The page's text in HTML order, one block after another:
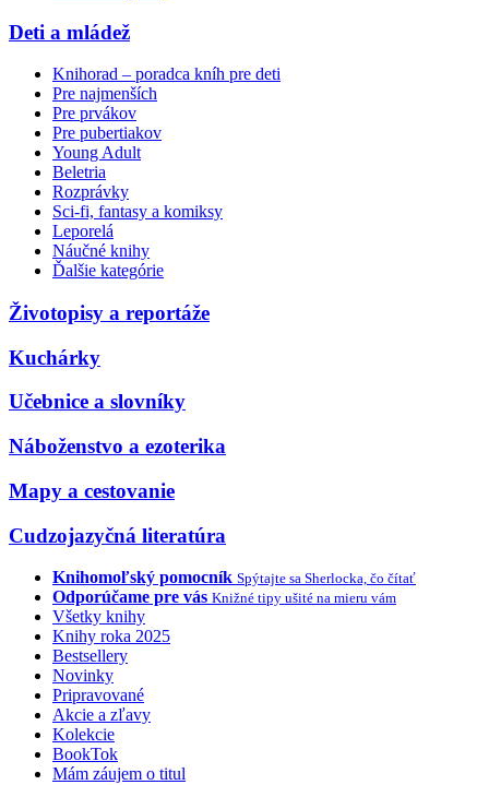
Deti a mládež
Knihorad – poradca kníh pre deti
Pre najmenších
Pre prvákov
Pre pubertiakov
Young Adult
Beletria
Rozprávky
Sci-fi, fantasy a komiksy
Leporelá
Náučné knihy
Ďalšie kategórie
Životopisy a reportáže
Kuchárky
Učebnice a slovníky
Náboženstvo a ezoterika
Mapy a cestovanie
Cudzojazyčná literatúra
Knihomoľský pomocník Spýtajte sa Sherlocka, čo čítať
Odporúčame pre vás Knižné tipy ušité na mieru vám
Všetky knihy
Knihy roka 2025
Bestsellery
Novinky
Pripravované
Akcie a zľavy
Kolekcie
BookTok
Mám záujem o titul